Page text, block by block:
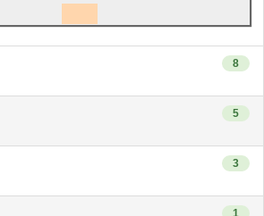
8
5
3
1